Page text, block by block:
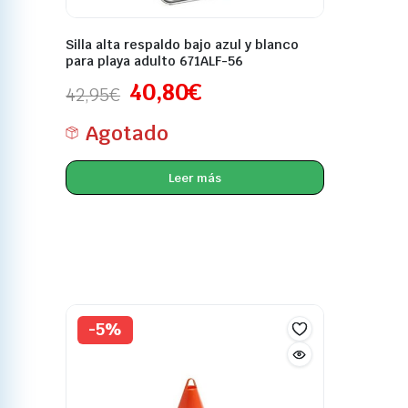
Silla alta respaldo bajo azul y blanco
para playa adulto 671ALF-56
42,95€ 40,80€
Agotado
Leer más
-5%